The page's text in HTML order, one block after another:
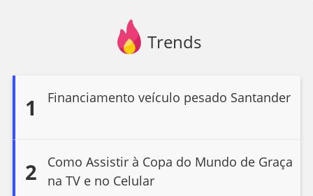
Trends
1 Financiamento veículo pesado Santander
2
Como Assistir à Copa do Mundo de Graça
na TV e no Celular